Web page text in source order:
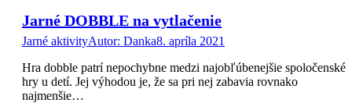
Jarné DOBBLE na vytlačenie
Jarné aktivityAutor: Danka8. apríla 2021
Hra dobble patrí nepochybne medzi najobľúbenejšie spoločenské
hry u detí. Jej výhodou je, že sa pri nej zabavia rovnako
najmenšie…